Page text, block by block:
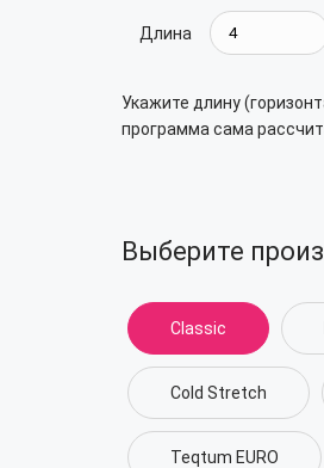
Длина
Укажите длину
программа сама
Выберите
Classic
Cold Stretch
Teqtum EURO